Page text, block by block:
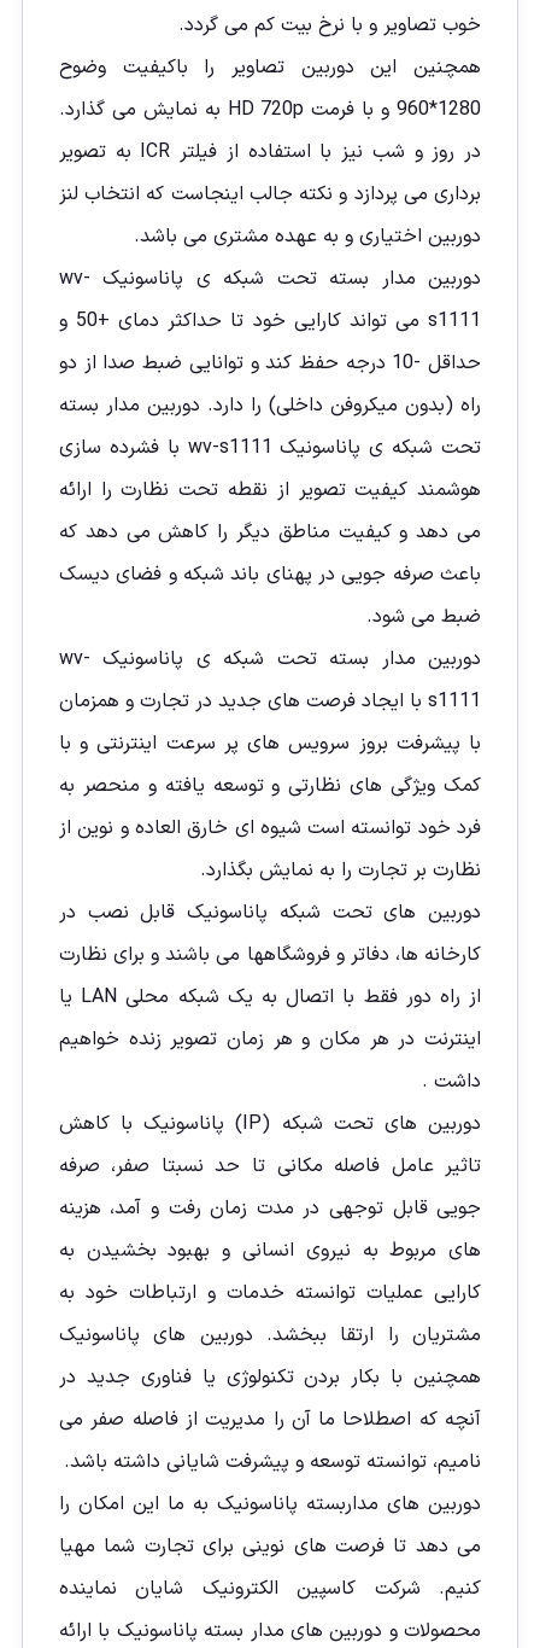
خوب تصاویر و با نرخ بیت کم می گردد.
همچنین این دوربین تصاویر را باکیفیت وضوح
1280*960 و با فرمت HD 720p به نمایش می گذارد.
در روز و شب نیز با استفاده از فیلتر ICR به تصویر
برداری می پردازد و نکته جالب اینجاست که انتخاب لنز
دوربین اختیاری و به عهده مشتری می باشد.
دوربین مدار بسته تحت شبکه ی پاناسونیک wv-
s1111 می تواند کارایی خود تا حداکثر دمای +50 و
حداقل -10 درجه حفظ کند و توانایی ضبط صدا از دو
راه (بدون میکروفن داخلی) را دارد. دوربین مدار بسته
تحت شبکه ی پاناسونیک wv-s1111 با فشرده سازی
هوشمند کیفیت تصویر از نقطه تحت نظارت را ارائه
می دهد و کیفیت مناطق دیگر را کاهش می دهد که
باعث صرفه جویی در پهنای باند شبکه و فضای دیسک
ضبط می شود.
دوربین مدار بسته تحت شبکه ی پاناسونیک wv-
s1111 با ایجاد فرصت های جدید در تجارت و همزمان
با پیشرفت بروز سرویس های پر سرعت اینترنتی و با
کمک ویژگی های نظارتی و توسعه یافته و منحصر به
فرد خود توانسته است شیوه ای خارق العاده و نوین از
نظارت بر تجارت را به نمایش بگذارد.
دوربین های تحت شبکه پاناسونیک قابل نصب در
کارخانه ها، دفاتر و فروشگاهها می باشند و برای نظارت
از راه دور فقط با اتصال به یک شبکه محلی LAN یا
اینترنت در هر مکان و هر زمان تصویر زنده خواهيم
داشت .
دوربین های تحت شبکه (IP) پاناسونیک با کاهش
تاثیر عامل فاصله مکانی تا حد نسبتا صفر، صرفه
جویی قابل توجهی در مدت زمان رفت و آمد، هزینه
های مربوط به نیروی انسانی و بهبود بخشیدن به
کارایی عملیات توانسته خدمات و ارتباطات خود به
مشتریان را ارتقا ببخشد. دوربین های پاناسونیک
همچنین با بکار بردن تکنولوژی یا فناوری جدید در
آنچه که اصطلاحا ما آن را مدیریت از فاصله صفر می
نامیم، توانسته توسعه و پیشرفت شایانی داشته باشد.
دوربین های مداربسته پاناسونیک به ما این امکان را
می دهد تا فرصت های نوینی برای تجارت شما مهیا
کنیم. شرکت کاسپین الکترونیک شایان نماینده
محصولات و دوربین های مدار بسته پاناسونیک با ارائه